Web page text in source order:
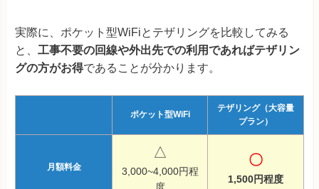
実際に、ポケット型WiFiとテザリングを比較してみる
と、 工事不要の回線や外出先での利用であればテザリン
グの方がお得であることが分かります。
ポケット型WiFi
テザリング（大容量
プラン）
月額料金
△
3,000~4,000円程
〇
1,500円程度